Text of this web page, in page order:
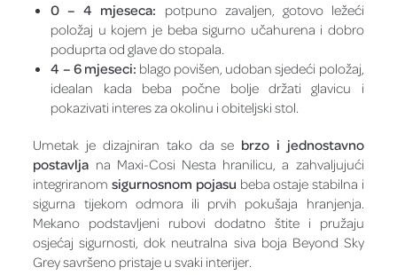
0 – 4 mjeseca: potpuno zavaljen, gotovo ležeći
položaj u kojem je beba sigurno učahurena i dobro
poduprta od glave do stopala.
4 – 6 mjeseci: blago povišen, udoban sjedeći položaj,
idealan kada beba počne bolje držati glavicu i
pokazivati interes za okolinu i obiteljski stol.
Umetak je dizajniran tako da se brzo i jednostavno
postavlja na Maxi-Cosi Nesta hranilicu, a zahvaljujući
integriranomsigurnosnom pojasu beba ostaje stabilna i
sigurna tijekom odmora ili prvih pokušaja hranjenja.
Mekano podstavljeni rubovi dodatno štite i pružaju
osjećaj sigurnosti, dok neutralna siva boja Beyond Sky
Grey savršeno pristaje u svaki interijer.